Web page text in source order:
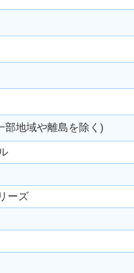
部地域や離島を除く)
ーズ